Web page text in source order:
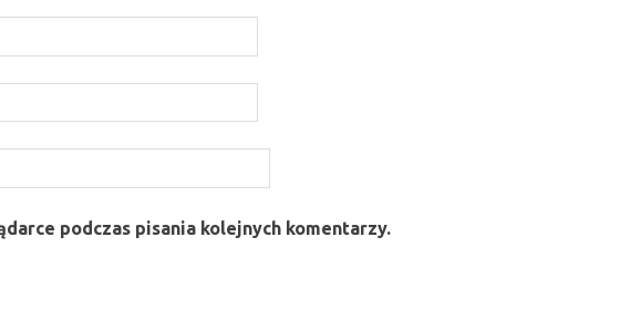
podczas pisania kolejnych komentarzy.